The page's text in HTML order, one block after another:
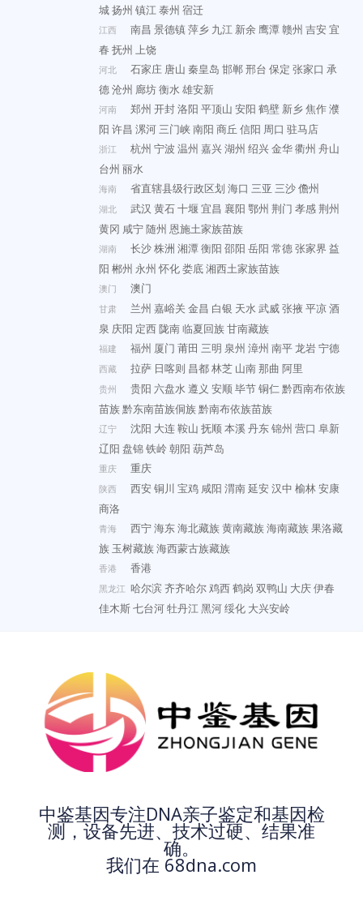
城扬州 镇江泰州 宿迁
江西 南昌 景德镇萍乡 九江 新余鹰潭赣州 吉安宜
春 抚州 上饶
河北 石家庄 唐山 秦皇岛 邯郸邢台 保定 张家口 承
德沧州 廊坊衡水雄安新
河南 郑州 开封洛阳 平顶山 安阳 鹤壁 新乡焦作濮
阳 许昌 漯河三门峡南阳 商丘 信阳 周口 驻马店
浙江 杭州 宁波 温州 嘉兴湖州 绍兴金华衢州 舟山
台州 丽水
海南 省直辖县级行政区划 海口 三亚 三沙儋州
湖北 武汉 黄石十堰 宜昌 襄阳 鄂州 荆门 孝感荆州
黄冈 咸宁随州 恩施土家族苗族
湖南 长沙株洲 湘潭衡阳 邵阳 岳阳 常德张家界 益
阳 郴州 永州 怀化娄底湘西土家族苗族
澳门 澳门
甘肃 兰州 嘉峪关 金昌 白银 天水武威张掖平凉酒
泉 庆阳 定西陇南临夏回族甘南藏族
福建 福州 厦门 莆田 三明 泉州 漳州 南平龙岩宁德
西藏 拉萨 日喀则 昌都林芝 山南那曲 阿里
贵州 贵阳 六盘水遵义 安顺毕节铜仁黔西南布依族
苗族黔东南苗族侗族黔南布依族苗族
辽宁 沈阳 大连鞍山 抚顺本溪丹东锦州 营口 阜新
辽阳 盘锦铁岭朝阳 葫芦岛
重庆 重庆
陕西 西安铜川 宝鸡 咸阳 渭南延安汉中 榆林安康
商洛
青海 西宁海东海北藏族黄南藏族海南藏族果洛藏
族 玉树藏族海西蒙古族藏族
香港 香港
黑龙江 哈尔滨齐齐哈尔鸡西鹤岗 双鸭山 大庆伊春
佳木斯七台河牡丹江黑河绥化 大兴安岭
中鉴基因专注DNA亲子鉴定和基因检
测，设备先进、技术过硬、结果准
确。
我们在 68dna.com